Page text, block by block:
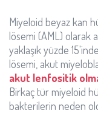
Miyeloid beyaz kan
lösemi (AML) olarak
yaklaşık yüzde
lösemi, akut
akut lenfositik
Birkaç tür miyeloid
bakterilerin neden